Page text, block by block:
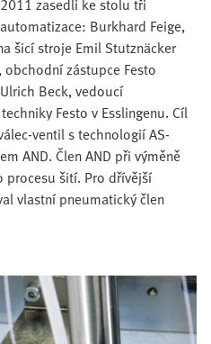
Burkhard Feige,
šicí stroje Emil Stutznäcker
obchodní zástupce Festo
Beck, vedoucí
Festo v Esslingenu. Cíl
ventil s technologií AS-
AND. Člen AND při výměně
procesu šití. Pro dřívější
vlastní pneumatický člen